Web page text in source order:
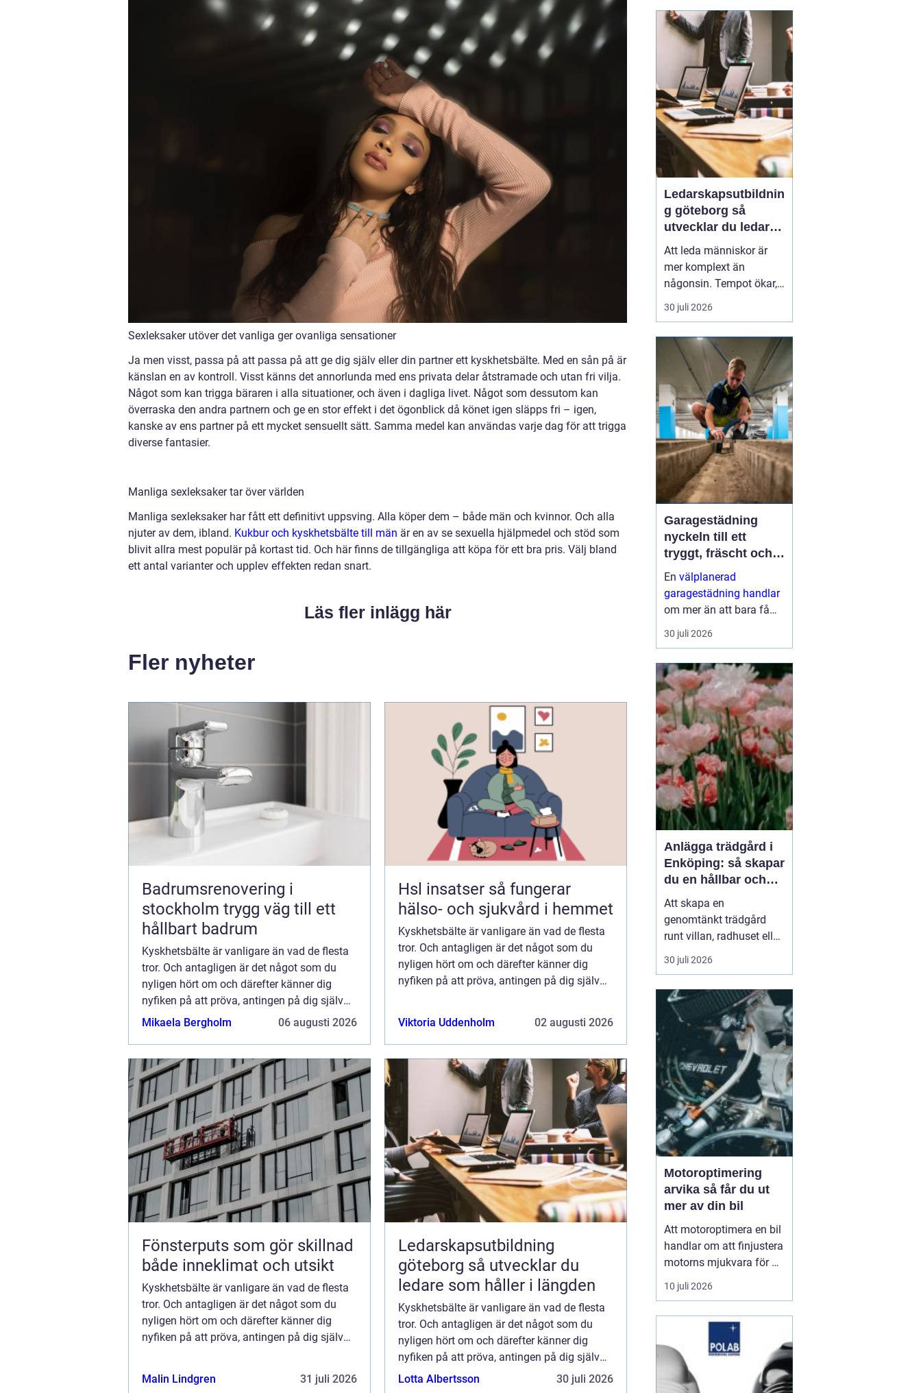
Sexleksaker utöver det vanliga ger ovanliga sensationer
Ja men visst, passa på att passa på att ge dig själv eller din partner ett kyskhetsbälte. Med en sån på är
känslan en av kontroll. Visst känns det annorlunda med ens privata delar åtstramade och utan fri vilja.
Något som kan trigga bäraren i alla situationer, och även i dagliga livet. Något som dessutom kan
överraska den andra partnern och ge en stor effekt i det ögonblick då könet igen släpps fri – igen,
kanske av ens partner på ett mycket sensuellt sätt. Samma medel kan användas varje dag för att trigga
diverse fantasier.
Manliga sexleksaker tar över världen
Manliga sexleksaker har fått ett definitivt uppsving. Alla köper dem – både män och kvinnor. Och alla
njuter av dem, ibland. Kukbur och kyskhetsbälte till män är en av se sexuella hjälpmedel och stöd som
blivit allra mest populär på kortast tid. Och här finns de tillgängliga att köpa för ett bra pris. Välj bland
ett antal varianter och upplev effekten redan snart.
Läs fler inlägg här
Fler nyheter
Badrumsrenovering i
stockholm trygg väg till ett
hållbart badrum
Kyskhetsbälte är vanligare än vad de flesta
tror. Och antagligen är det något som du
nyligen hört om och därefter känner dig
nyfiken på att pröva, antingen på dig själv
eller som krydda i...
Mikaela Bergholm 06 augusti 2026
Hsl insatser så fungerar
hälso- och sjukvård i hemmet
Kyskhetsbälte är vanligare än vad de flesta
tror. Och antagligen är det något som du
nyligen hört om och därefter känner dig
nyfiken på att pröva, antingen på dig själv
Viktoria Uddenholm
02 augusti 2026
Fönsterputs som gör skillnad
både inneklimat och utsikt
Kyskhetsbälte är vanligare än vad de flesta
tror. Och antagligen är det något som du
nyligen hört om och därefter känner dig
nyfiken på att pröva, antingen på dig själv
Malin Lindgren
31 juli 2026
Ledarskapsutbildning
göteborg så utvecklar du
ledare som håller i längden
Kyskhetsbälte är vanligare än vad de flesta
tror. Och antagligen är det något som du
nyligen hört om och därefter känner dig
nyfiken på att pröva, antingen på dig själv
eller som krydda i...
Lotta Albertsson 30 juli 2026
fönsterputs något
många drar sig för. Det
tar ti...
Ledarskapsutbildnin
g göteborg så
utvecklar du ledare
som håller i längden
Att leda människor är
mer komplext än
någonsin. Tempot ökar,
omvärlden förändras
snabbt och medarbetare
tydlighet och omtanke.
Många organisationer
upptäcker därför samma
sak: engen...
30 juli 2026
Garagestädning
nyckeln till ett
tryggt, fräscht och
hållbart garage
En välplanerad
garagestädning handlar
om mer än att bara få
bort grus och damm från
golvet. Rena garage ger
minskar risken för
fuktskador och skapar
en bättre inomhu...
30 juli 2026
Anlägga trädgård i
Enköping: så skapar
du en hållbar och
harmonisk utemiljö
Att skapa en
genomtänkt trädgård
runt villan, radhuset eller
fritidshuset i Enköping
handlar om mycket mer
buskar. En bra trädgård
fungerar året runt, är lätt
att sk&oum...
30 juli 2026
Motoroptimering
arvika så får du ut
mer av din bil
Att motoroptimera en bil
handlar om att finjustera
motorns mjukvara för att
få bättre respons, mer
kraft och ofta också
bränsleförbrukning. För
bilägare i Arvika har
intresset ökat tydligt de
senaste åren. Många ser
10 juli 2026